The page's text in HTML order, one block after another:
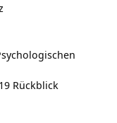
Rückblick